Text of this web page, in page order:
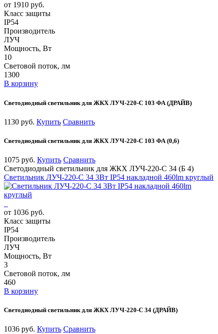
от 1910 руб.
Класс защиты
IP54
Производитель
ЛУЧ
Мощность, Вт
10
Световой поток, лм
1300
В корзину
Светодиодный светильник для ЖКХ ЛУЧ-220-С 103 ФА (ДРАЙВ)
1130 руб. Купить Сравнить
Светодиодный светильник для ЖКХ ЛУЧ-220-С 103 ФА (0,6)
1075 руб. Купить Сравнить
Светодиодный светильник для ЖКХ ЛУЧ-220-С 34 (Б 4)
Светильник ЛУЧ-220-С 34 3Вт IP54 накладной 460lm круглый
от 1036 руб.
Класс защиты
IP54
Производитель
ЛУЧ
Мощность, Вт
3
Световой поток, лм
460
В корзину
Светодиодный светильник для ЖКХ ЛУЧ-220-С 34 (ДРАЙВ)
1036 руб. Купить Сравнить